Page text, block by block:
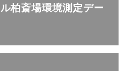
柏斎場環境測定デー